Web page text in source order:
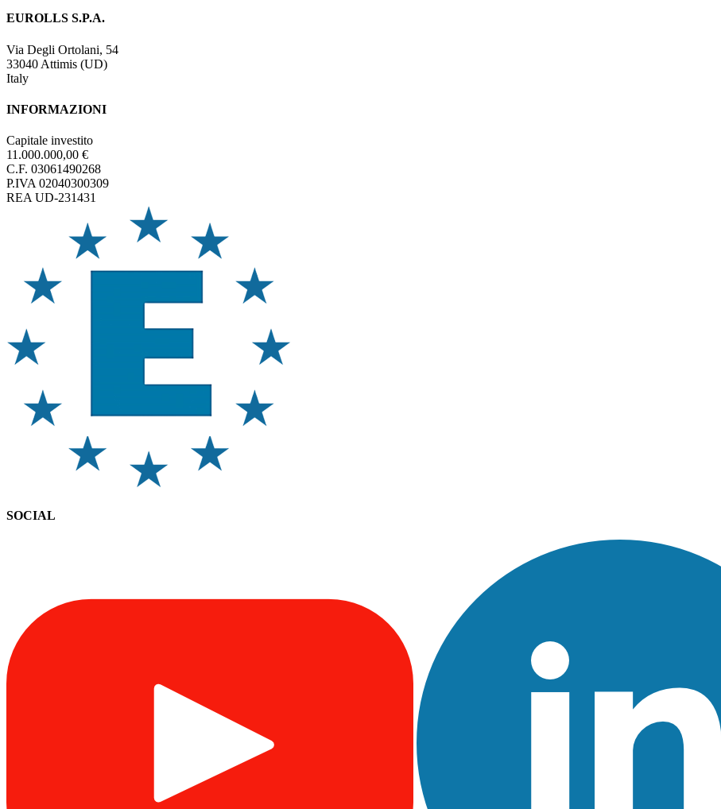
EUROLLS S.P.A.
Via Degli Ortolani, 54
33040 Attimis (UD)
Italy
INFORMAZIONI
Capitale investito
11.000.000,00 €
C.F. 03061490268
P.IVA 02040300309
REA UD-231431
SOCIAL